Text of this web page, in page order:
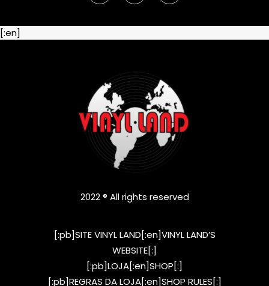
[:en]
2022 ® All rights reserved
[:pb]SITE VINYL LAND[:en]VINYL LAND’S
WEBSITE[:]
[:pb]LOJA[:en]SHOP[:]
[:pb]REGRAS DA LOJA[:en]SHOP RULES[:]